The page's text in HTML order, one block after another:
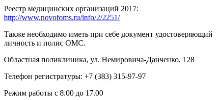
Реестр медицинских организаций 2017:
http://www.novofoms.ru/info/2/2251/
Также необходимо иметь при себе документ удостоверяющий
личность и полис ОМС.
Областная поликлиника, ул. Немировича-Данченко, 128
Телефон регистратуры: +7 (383) 315-97-97
Режим работы с 8.00 до 17.00